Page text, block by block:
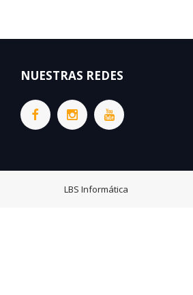
NUESTRAS REDES
LBS Informática